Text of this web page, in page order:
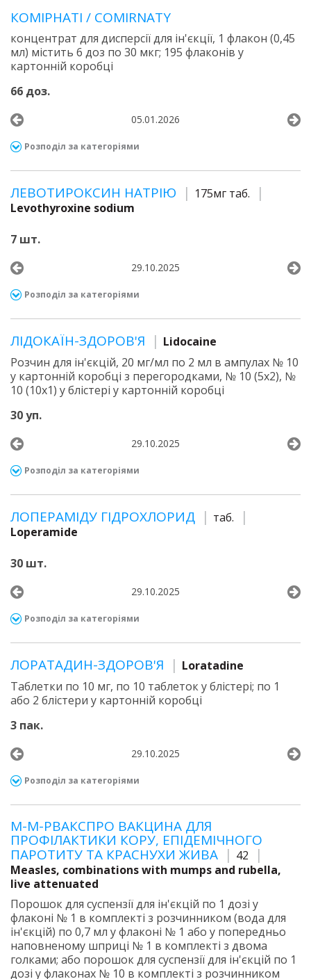
КОМІРНАТІ / COMIRNATY
концентрат для дисперсії для ін'єкції, 1 флакон (0,45
мл) містить 6 доз по 30 мкг; 195 флаконів у
картонній коробці
66 доз.
05.01.2026
Розподіл за категоріями
ЛЕВОТИРОКСИН НАТРІЮ
175мг таб.
Levothyroxine sodium
7 шт.
29.10.2025
Розподіл за категоріями
ЛІДОКАЇН-ЗДОРОВ'Я
Lidocaine
Розчин для ін'єкцій, 20 мг/мл по 2 мл в ампулах № 10
у картонній коробці з перегородками, № 10 (5х2), №
10 (10х1) у блістері у картонній коробці
30 уп.
29.10.2025
Розподіл за категоріями
ЛОПЕРАМІДУ ГІДРОХЛОРИД
таб.
Loperamide
30 шт.
29.10.2025
Розподіл за категоріями
ЛОРАТАДИН-ЗДОРОВ'Я
Loratadine
Таблетки по 10 мг, по 10 таблеток у блістері; по 1
або 2 блістери у картонній коробці
3 пак.
29.10.2025
Розподіл за категоріями
М-М-РВАКСПРО ВАКЦИНА ДЛЯ
ПРОФІЛАКТИКИ КОРУ, ЕПІДЕМІЧНОГО
ПАРОТИТУ ТА КРАСНУХИ ЖИВА
42
Measles, combinations with mumps and rubella,
live attenuated
Порошок для суспензії для ін'єкцій по 1 дозі у
флаконі № 1 в комплекті з розчинником (вода для
ін'єкцій) по 0,7 мл у флаконі № 1 або у попередньо
наповненому шприці № 1 в комплекті з двома
голками; або порошок для суспензії для ін'єкцій по 1
дозі у флаконах № 10 в комплекті з розчинником